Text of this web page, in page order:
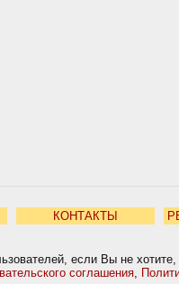
КОНТАКТЫ
если Вы не
соглашения,